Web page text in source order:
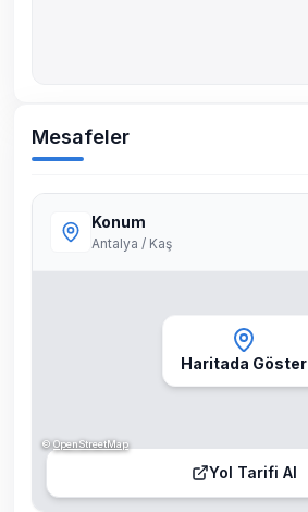
Mesafeler
Konum
Antalya / Kaş
Haritada Göster
Yol Tarifi Al
©OpenStreetMap